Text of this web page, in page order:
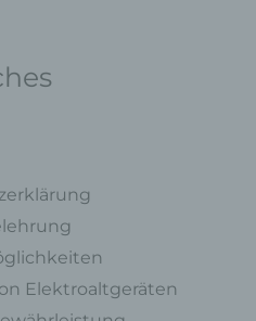
Elektroaltgeräten